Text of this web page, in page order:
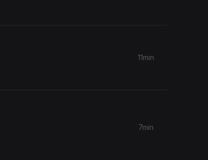
11min
7min